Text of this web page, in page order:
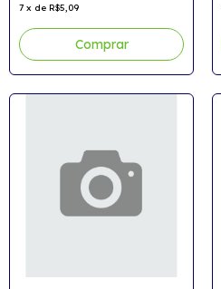
7 x de R$5,09
Comprar